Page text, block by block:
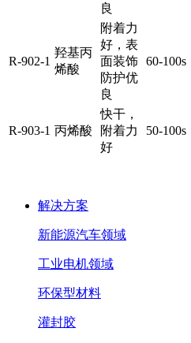
良
R-902-1
羟基丙
烯酸
附着力
好，表
面装饰
防护优
良
60-100s
R-903-1 丙烯酸
快干，
附着力
好
50-100s
解决方案
新能源汽车领域
工业电机领域
环保型材料
灌封胶